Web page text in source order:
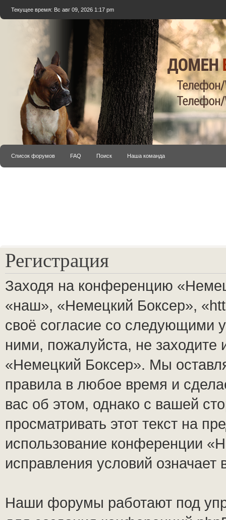
Текущее время: Вс авг 09, 2026 1:17 pm
Список форумов FAQ Поиск Наша команда
Регистрация
Заходя на конференцию
«наш», «Немецкий Боксер»,
своё согласие со следующими
ними, пожалуйста, не
«Немецкий Боксер». Мы
правила в любое время и
вас об этом, однако с вашей
просматривать этот текст на
использование конференции
исправления условий
Наши форумы работают под